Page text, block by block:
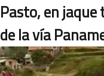
Pasto, en jaque
de la vía